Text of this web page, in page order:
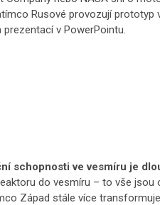
Rusové provozují prototyp
v PowerPointu.
schopnosti ve vesmíru je
do vesmíru – to vše jsou
Západ stále více